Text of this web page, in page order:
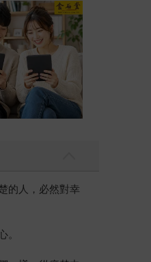
的人，必然對幸
。